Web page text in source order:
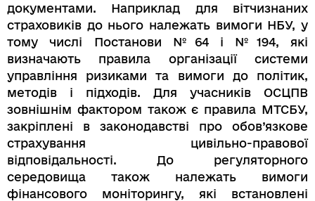
документами. Наприклад для вітчизнаних
страховиків до нього належать вимоги НБУ, у
тому числі Постанови №64 і №194, які
визначають правила організації системи
управління ризиками та вимоги до політик,
методів і підходів. Для учасників ОСЦПВ
зовнішнім фактором також є правила МТСБУ,
закріплені в законодавстві про обов’язкове
страхування цивільно-правової
відповідальності. До регуляторного
середовища також належать вимоги
фінансового моніторингу, які встановлені